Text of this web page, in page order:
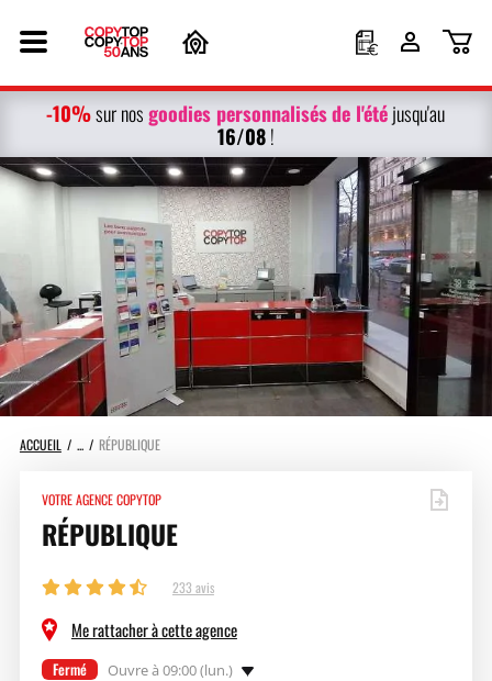
-10%sur nosgoodies personnalisésde l'étéjusqu'au
16/08!
ACCUEIL RÉPUBLIQUE
VOTRE AGENCE COPYTOP
RÉPUBLIQUE
233 avis
Me rattacher à cette agence
Fermé Ouvre à 09:00 (lun.)